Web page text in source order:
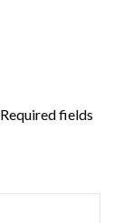
Required fields